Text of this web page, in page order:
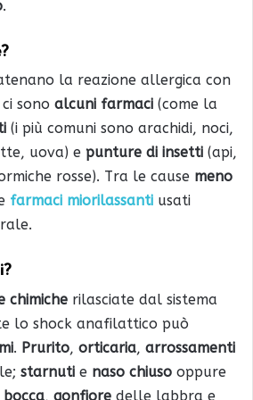
.
la reazione allergica con
sono alcuni farmaci (come la
(i più comuni sono arachidi, noci,
uova) e punture di insetti (api,
rosse). Tra le cause meno
farmaci miorilassanti usati
chimiche rilasciate dal sistema
lo shock anafilattico può
. Prurito, orticaria, arrossamenti
starnuti e naso chiuso oppure
, gonfiore delle labbra e